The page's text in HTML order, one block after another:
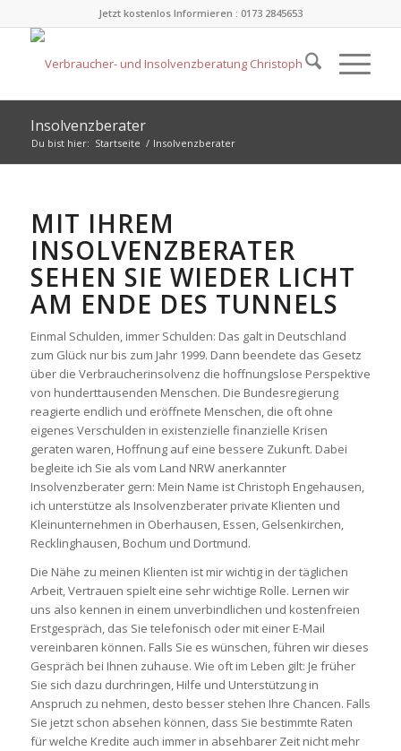
Jetzt kostenlos Informieren : 0173 2845653
Insolvenzberater
Du bist hier: Startseite / Insolvenzberater
MIT IHREM
INSOLVENZBERATER
SEHEN SIE WIEDER LICHT
AM ENDE DES TUNNELS
Einmal Schulden, immer Schulden: Das galt in Deutschland
zum Glück nur bis zum Jahr 1999. Dann beendete das Gesetz
über die Verbraucherinsolvenz die hoffnungslose Perspektive
von hunderttausenden Menschen. Die Bundesregierung
reagierte endlich und eröffnete Menschen, die oft ohne
eigenes Verschulden in existenzielle finanzielle Krisen
geraten waren, Hoffnung auf eine bessere Zukunft. Dabei
begleite ich Sie als vom Land NRW anerkannter
Insolvenzberater gern: Mein Name ist Christoph Engehausen,
ich unterstütze als Insolvenzberater private Klienten und
Kleinunternehmen in Oberhausen, Essen, Gelsenkirchen,
Recklinghausen, Bochum und Dortmund.
Die Nähe zu meinen Klienten ist mir wichtig in der täglichen
Arbeit, Vertrauen spielt eine sehr wichtige Rolle. Lernen wir
uns also kennen in einem unverbindlichen und kostenfreien
Erstgespräch, das Sie telefonisch oder mit einer E-Mail
vereinbaren können. Falls Sie es wünschen, führen wir dieses
Gespräch bei Ihnen zuhause. Wie oft im Leben gilt: Je früher
Sie sich dazu durchringen, Hilfe und Unterstützung in
Anspruch zu nehmen, desto besser stehen Ihre Chancen. Falls
Sie jetzt schon absehen können, dass Sie bestimmte Raten
für welche Kredite auch immer in absehbarer Zeit nicht mehr